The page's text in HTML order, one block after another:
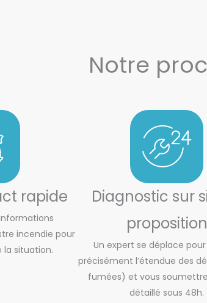
Notre
rapide
incendie pour
la situation.
Diagnostic sur
proposition
Un expert se déplace
précisément l’étendue des
fumées) et vous
détaillé sous 48h.